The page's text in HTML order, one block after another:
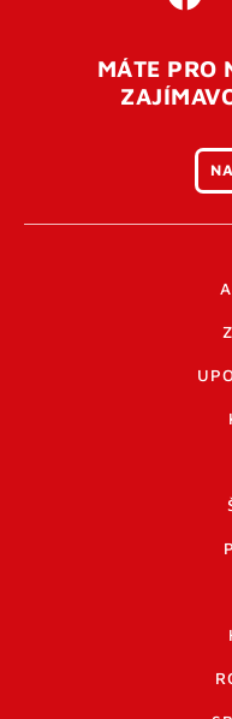
MÁTE PRO